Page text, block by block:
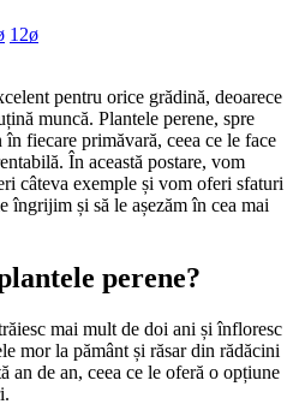
12ø
pentru orice grădină, deoarece
muncă. Plantele perene, spre
fiecare primăvară, ceea ce le face
În această postare, vom
câteva exemple și vom oferi sfaturi
îngrijim și să le așezăm în cea mai
perene?
mai mult de doi ani și înfloresc
mor la pământ și răsar din rădăcini
an de an, ceea ce le oferă o opțiune